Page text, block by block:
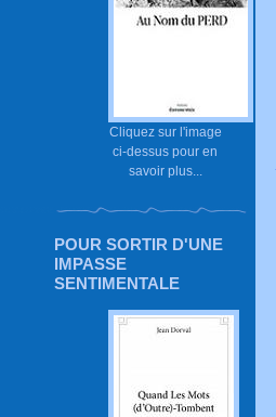
Cliquez sur l'image
ci-dessus pour en
savoir plus...
POUR SORTIR D'UNE
IMPASSE
SENTIMENTALE